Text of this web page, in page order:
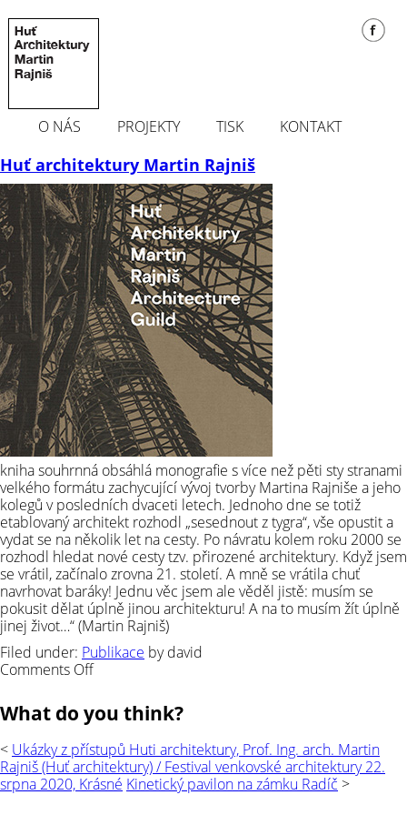
O NÁS PROJEKTY TISK KONTAKT
Huť architektury Martin Rajniš
kniha souhrnná obsáhlá monografie s více než pěti sty stranami
velkého formátu zachycující vývoj tvorby Martina Rajniše a jeho
kolegů v posledních dvaceti letech. Jednoho dne se totiž
etablovaný architekt rozhodl „sesednout z tygra“, vše opustit a
vydat se na několik let na cesty. Po návratu kolem roku 2000 se
rozhodl hledat nové cesty tzv. přirozené architektury. Když jsem
se vrátil, začínalo zrovna 21. století. A mně se vrátila chuť
navrhovat baráky! Jednu věc jsem ale věděl jistě: musím se
pokusit dělat úplně jinou architekturu! A na to musím žít úplně
jinej život…“ (Martin Rajniš)
Filed under: Publikace by david
Comments Offon
architektury
Martin
What do you think?
< Ukázky z přístupů Huti architektury, Prof. Ing. arch. Martin
Rajniš (Huť architektury) / Festival venkovské architektury 22.
srpna 2020, Krásné Kinetický pavilon na zámku Radíč >